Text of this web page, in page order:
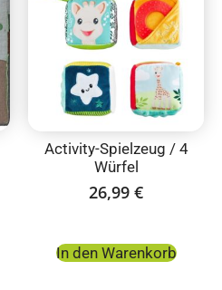
Activity-Spielzeug / 4
Würfel
26,99 €
In den Warenkorb